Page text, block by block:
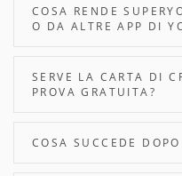
COSA RENDE
O DA ALTRE APP DI
SERVE LA CARTA DI
PROVA GRATUITA?
COSA SUCCEDE